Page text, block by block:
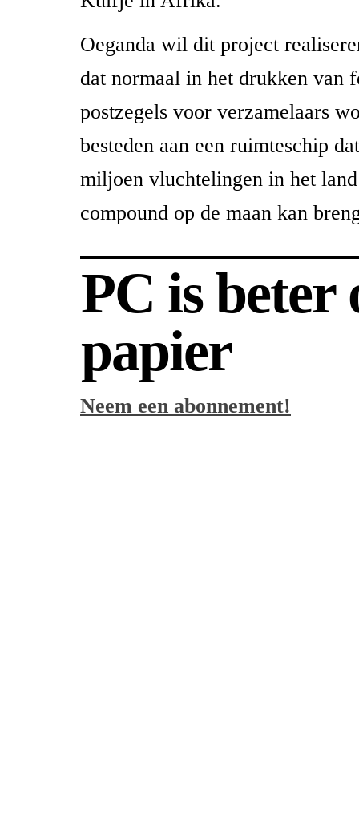
Oeganda wil dit project
dat normaal in het drukken van
postzegels voor verzamelaars
besteden aan een ruimteschip
miljoen vluchtelingen in het
compound op de maan kan
PC is beter
papier
Neem een abonnement!